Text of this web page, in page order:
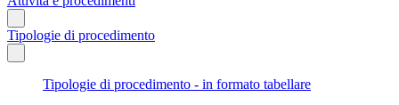
Tipologie di procedimento
Tipologie di procedimento - in formato tabellare